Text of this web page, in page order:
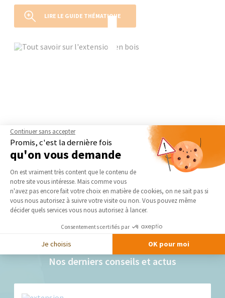
LIRE LE GUIDE THÉMATIQUE
Nos derniers conseils et actus
Continuer sans accepter
Promis, c'est la dernière fois
qu'on vous demande
Plateforme de Gestion du
On est vraiment très content que le contenu de
notre site vous intéresse. Mais comme vous
n'avez pas encore fait votre choix en matière de cookies, on ne sait pas si
vous nous autorisez à suivre votre visite ou non. Vous pouvez même
décider quels services vous nous autorisez à lancer.
Consentements certifiés par
Je choisis OK pour moi
Axeptio consent